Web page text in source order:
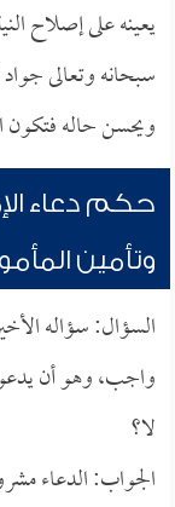
يعينه على إصلاح
سبحانه وتعالى
ويحسن حاله فتكون
حكم دعاء
وتأمين
السؤال: سؤاله
واجب، وهو أن
لا؟
الجواب: الدعاء